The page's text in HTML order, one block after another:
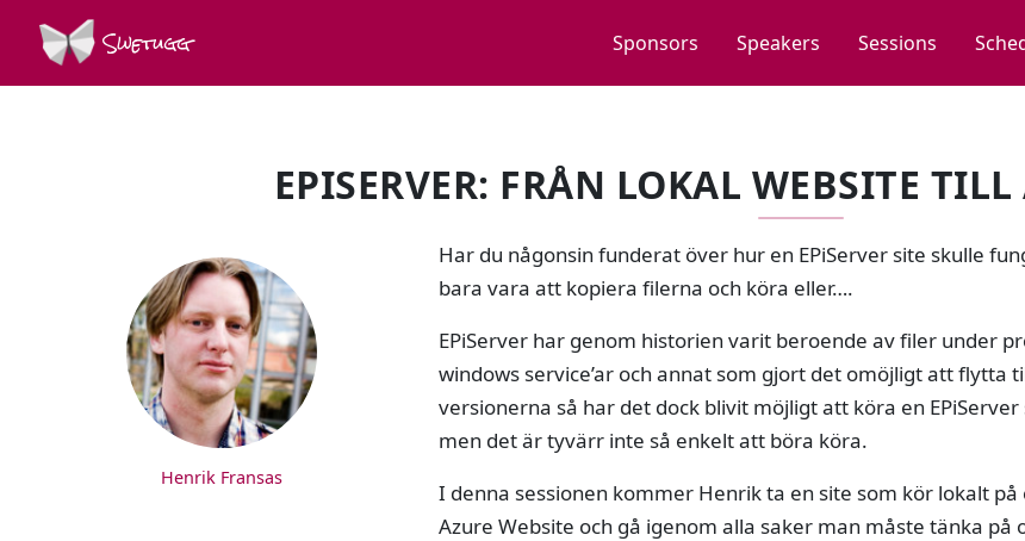
Swetugg Sponsors Speakers Sessions
EPISERVER: FRÅN LOKAL WEBSITE
SPEAKERS
Henrik Fransas
Har du någonsin funderat över hur en EPiServer site skulle
bara vara att kopiera filerna och köra eller….
EPiServer har genom historien varit beroende av filer under
windows service’ar och annat som gjort det omöjligt att flytta
versionerna så har det dock blivit möjligt att köra en
men det är tyvärr inte så enkelt att böra köra.
I denna sessionen kommer Henrik ta en site som kör lokalt
Azure Website och gå igenom alla saker man måste tänka